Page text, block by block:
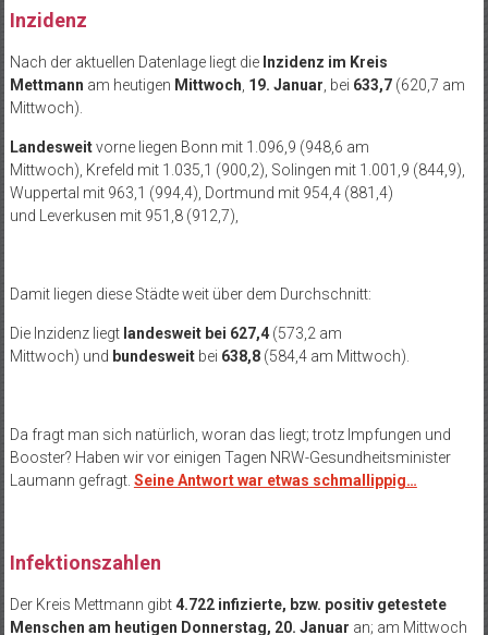
Inzidenz
Nach der aktuellen Datenlage liegt die Inzidenz im Kreis
Mettmann am heutigen Mittwoch 19. Januar , bei 633,7 (620,7 am
Mittwoch).
Landesweitvorne liegen Bonn mit 1.096,9 (948,6 am
Mittwoch), Krefeld mit 1.035,1 (900,2), Solingen mit 1.001,9 (844,9),
Wuppertal mit 963,1 (994,4), Dortmund mit 954,4 (881,4)
und Leverkusen mit 951,8 (912,7),
Damit liegen diese Städte weit über dem Durchschnitt:
Die Inzidenz liegtlandesweit bei 627,4 (573,2 am
Mittwoch) und bundesweitbei 638,8 (584,4 am Mittwoch).
Da fragt man sich natürlich, woran das liegt; trotz Impfungen und
Booster? Haben wir vor einigen Tagen NRW-Gesundheitsminister
Laumann gefragt. Seine Antwort war etwas schmallippig…
Infektionszahlen
Der Kreis Mettmann gibt4.722 infizierte, bzw. positiv getestete
Menschen am heutigen Donnerstag, 20. Januar an; am Mittwoch